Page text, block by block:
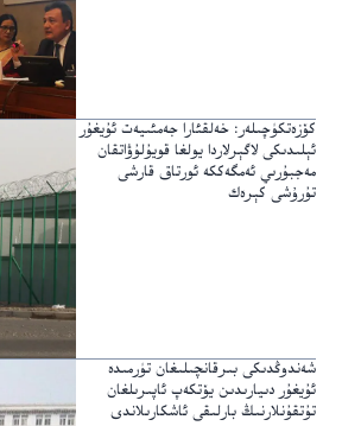
كۆزەتكۈچىلەر: خەلقئارا جەمئىيەت ئۇيغۇر
ئېلىدىكى لاگېرلاردا يولغا قويۇلۇۋاتقان
مەجبۇرىي ئەمگەككە ئورتاق قارشى
تۇرۇشى كېرەك
شەندوڭدىكى بىرقانچىلىغان تۈرمىدە
ئۇيغۇر دىيارىدىن يۆتكەپ ئاپىرىلغان
تۇتقۇنلارنىڭ بارلىقى ئاشكارىلاندى